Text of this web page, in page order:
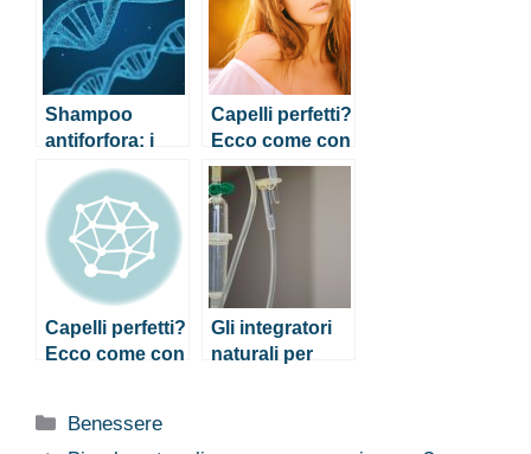
Shampoo
antiforfora: i
rimedi fai da te
Capelli perfetti?
Ecco come con
una
alimentazione
corretta
Capelli perfetti?
Ecco come con
corretta
Gli integratori
naturali per
Categorie
Benessere